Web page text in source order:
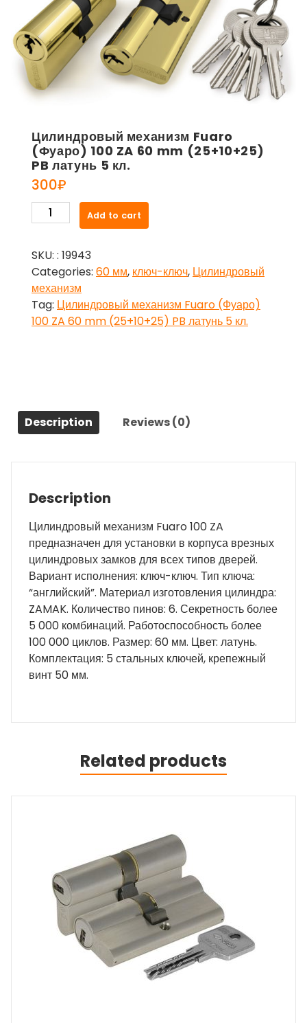
Цилиндровый механизм Fuaro
(Фуаро) 100 ZA 60 mm (25+10+25)
PB латунь 5 кл.
300₽
Цилиндровый
механизм
(Фуаро)
100
ZA
60
mm
кл.
quantity
Add to cart
SKU: : 19943
Categories: 60 мм, ключ-ключ, Цилиндровый
механизм
Tag: Цилиндровый механизм Fuaro (Фуаро)
100 ZA 60 mm (25+10+25) PB латунь 5 кл.
Description Reviews (0)
Description
Цилиндровый механизм Fuaro 100 ZA
предназначен для установки в корпуса врезных
цилиндровых замков для всех типов дверей.
Вариант исполнения: ключ-ключ. Тип ключа:
“английский”. Материал изготовления цилиндра:
ZAMAK. Количество пинов: 6. Секретность более
5 000 комбинаций. Работоспособность более
100 000 циклов. Размер: 60 мм. Цвет: латунь.
Комплектация: 5 стальных ключей, крепежный
винт 50 мм.
Related products